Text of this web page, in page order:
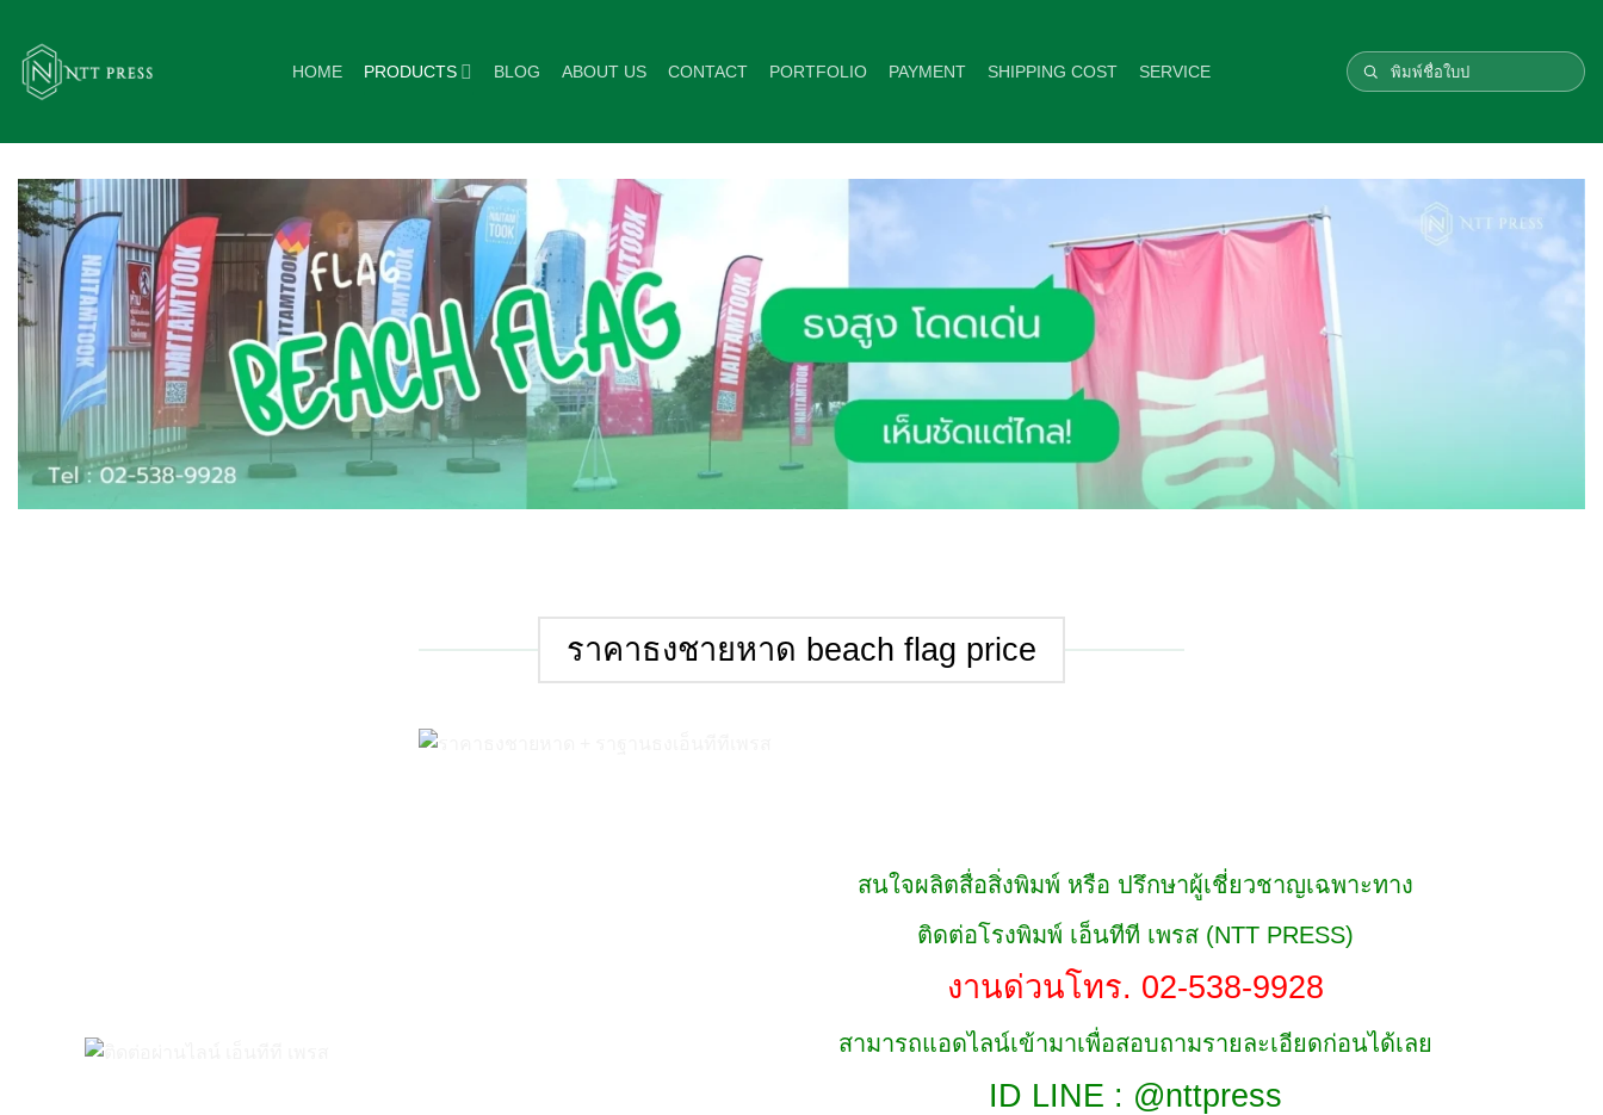
เนื้อหา
HOME PRODUCTS BLOG ABOUT US CONTACT PORTFOLIO PAYMENT SHIPPING COST SERVICE
ราคาธงชายหาด beach flag price
สนใจผลิตสื่อสิ่งพิมพ์ หรือ ปรึกษาผู้เชี่ยวชาญเฉพาะทาง
ติดต่อโรงพิมพ์ เอ็นทีที เพรส (NTT PRESS)
งานด่วนโทร. 02-538-9928
สามารถแอดไลน์เข้ามาเพื่อสอบถามรายละเอียดก่อนได้เลย
ID LINE : @nttpress